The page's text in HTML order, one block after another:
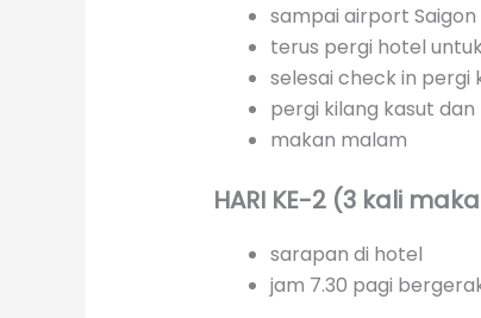
sampai airport
terus pergi hotel
selesai check in
pergi kilang kasut
makan malam
HARI KE-2 (3 kali
sarapan di hotel
jam 7.30 pagi